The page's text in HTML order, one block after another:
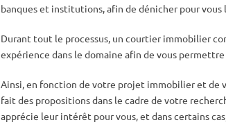
banques et institutions, afin de dénicher pour
Durant tout le processus, un courtier immobilier
expérience dans le domaine afin de vous permettre
Ainsi, en fonction de votre projet immobilier et de
fait des propositions dans le cadre de votre
apprécie leur intérêt pour vous, et dans certains